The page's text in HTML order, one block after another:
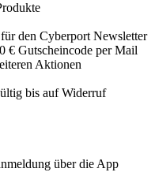
den Cyberport Newsletter
€ Gutscheincode per Mail
Aktionen
bis auf Widerruf
über die App